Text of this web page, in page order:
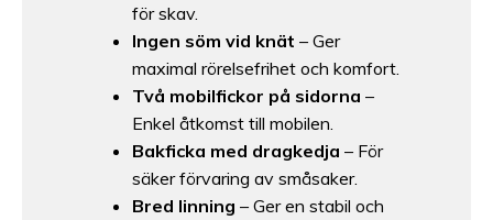
för skav.
Ingen söm vid knät – Ger
maximal rörelsefrihet och komfort.
Två mobilfickor på sidorna –
Enkel åtkomst till mobilen.
Bakficka med dragkedja – För
säker förvaring av småsaker.
Bred linning – Ger en stabil och